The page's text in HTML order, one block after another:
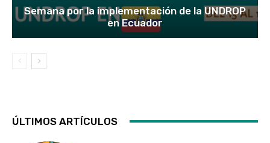
Semana por la implementación de la UNDROP
en Ecuador
ÚLTIMOS ARTÍCULOS